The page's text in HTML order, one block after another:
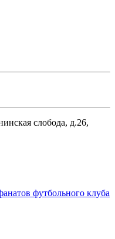
слобода, д.26,